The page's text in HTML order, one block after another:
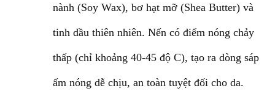
nành (Soy Wax), bơ hạt mỡ (Shea Butter) và
tinh dầu thiên nhiên. Nến có điểm nóng chảy
thấp (chỉ khoảng 40-45 độ C), tạo ra dòng sáp
ấm nóng dễ chịu, an toàn tuyệt đối cho da.